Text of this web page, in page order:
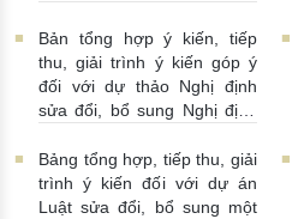
về thuế
22/07/2026 |
14:54:00
định thời hạn lưu trữ hồ sơ,
tài liệu ngành Ngân hàng
16/07/2026 | 10:00:00
Bản tổng hợp ý kiến, tiếp
thu, giải trình ý kiến góp ý
đối với dự thảo Nghị định
sửa đổi, bổ sung Nghị định
13/07/2026 | 16:00:00
Bảng tổng hợp, tiếp thu, giải
trình ý kiến đối với dự án
Luật sửa đổi, bổ sung một